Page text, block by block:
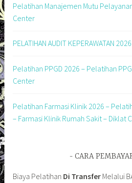
Pelatihan Manajemen Mutu
Center
PELATIHAN AUDIT KEPERAWATAN
Pelatihan PPGD 2026 – Pelatihan
Center
Pelatihan Farmasi Klinik 2026 –
– Farmasi Klinik Rumah Sakit – Diklat
CARA
Biaya Pelatihan Di Transfer Melalui